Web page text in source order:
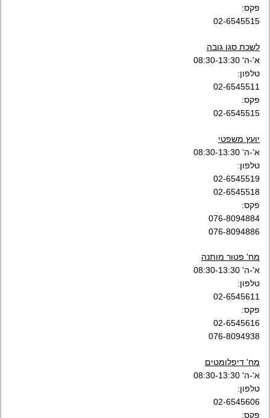
פקס:
02-6545515
לשכת סגן גובה
א'-ה' 08:30-13:30
טלפון:
02-6545511
פקס:
02-6545515
יועץ משפטי
א'-ה' 08:30-13:30
טלפון:
02-6545519
02-6545518
פקס:
076-8094884
076-8094886
מח' פטור מותנה
א'-ה' 08:30-13:30
טלפון:
02-6545611
פקס:
02-6545616
076-8094938
מח' דיפלומטים
א'-ה' 08:30-13:30
טלפון:
02-6545606
פקס: